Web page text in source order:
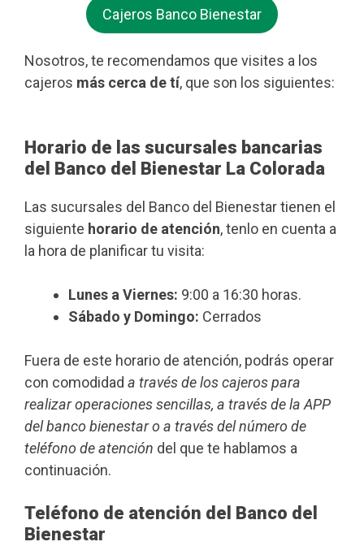
Cajeros Banco Bienestar
Nosotros, te recomendamos que visites a los
cajeros más cerca de tí, que son los siguientes:
Horario de las sucursales bancarias
del Banco del Bienestar La Colorada
Las sucursales del Banco del Bienestar tienen el
siguiente horario de atención, tenlo en cuenta a
la hora de planificar tu visita:
Lunes a Viernes: 9:00 a 16:30 horas.
Sábado y Domingo: Cerrados
Fuera de este horario de atención, podrás operar
con comodidad a través de los cajeros para
realizar operaciones sencillas, a través de la APP
del banco bienestar o a través del número de
teléfono de atención del que te hablamos a
continuación.
Teléfono de atención del Banco del
Bienestar